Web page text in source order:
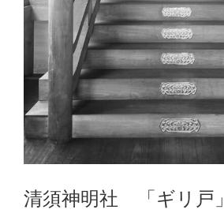
清須神明社 「ギリ戸」